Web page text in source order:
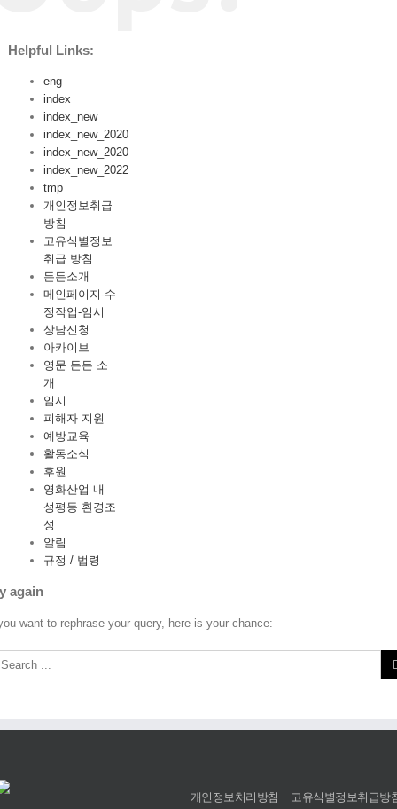
Helpful Links:
eng
index
index_new
index_new_2020
index_new_2020
index_new_2022
tmp
개인정보취급
방침
고유식별정보
취급 방침
든든소개
메인페이지-수
정작업-임시
상담신청
아카이브
영문 든든 소
개
임시
피해자 지원
예방교육
활동소식
후원
영화산업 내
성평등 환경조
성
알림
규정 / 법령
again
want to rephrase your query, here is your chance:
개인정보처리방침
고유식별정보취급방